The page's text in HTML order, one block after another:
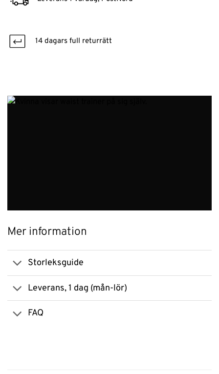
14 dagars full returrätt
Mer information
Storleksguide
Leverans, 1 dag (mån-lör)
FAQ